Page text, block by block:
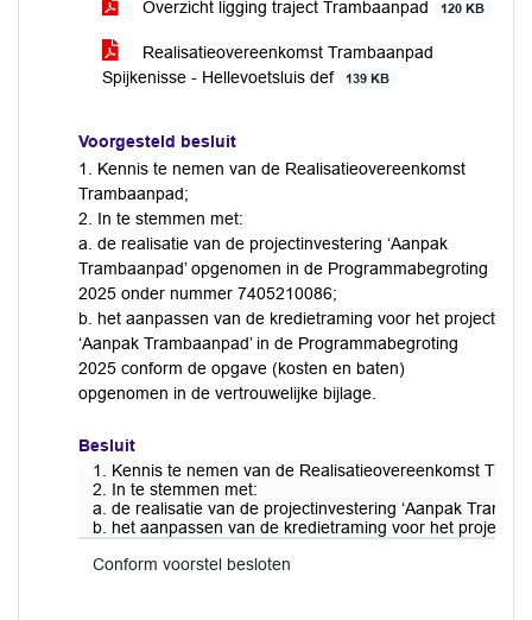
Overzicht ligging traject Trambaanpad 120 KB
Realisatieovereenkomst Trambaanpad
Spijkenisse - Hellevoetsluis def
139 KB
Voorgesteld besluit
1. Kennis te nemen van de Realisatieovereenkomst
Trambaanpad;
2. In te stemmen met:
a. de realisatie van de projectinvestering ‘Aanpak
Trambaanpad’ opgenomen in de Programmabegroting
2025 onder nummer 7405210086;
b. het aanpassen van de kredietraming voor het project
‘Aanpak Trambaanpad’ in de Programmabegroting
2025 conform de opgave (kosten en baten)
opgenomen in de vertrouwelijke bijlage.
Besluit
1. Kennis te nemen van de Realisatieovereenkomst
2. In te stemmen met:
a. de realisatie van de projectinvestering ‘Aanpak
b. het aanpassen van de kredietraming voor het project
Conform voorstel besloten